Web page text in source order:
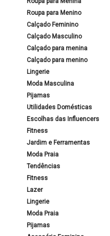
Roupa para Menino
Calçado Feminino
Calçado Masculino
Calçado para menina
Calçado para menino
Lingerie
Moda Masculina
Pijamas
Utilidades Domésticas
Escolhas das Influencers
Fitness
Jardim e Ferramentas
Moda Praia
Tendências
Fitness
Lazer
Lingerie
Moda Praia
Pijamas